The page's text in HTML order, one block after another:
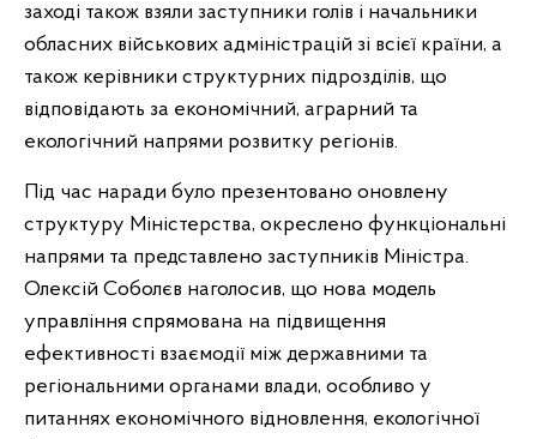
заході також взяли заступники голів і начальники
обласних військових адміністрацій зі всієї країни, а
також керівники структурних підрозділів, що
відповідають за економічний, аграрний та
екологічний напрями розвитку регіонів.
Під час наради було презентовано оновлену
структуру Міністерства, окреслено функціональні
напрями та представлено заступників Міністра.
Олексій Соболєв наголосив, що нова модель
управління спрямована на підвищення
ефективності взаємодії між державними та
регіональними органами влади, особливо у
питаннях економічного відновлення, екологічної